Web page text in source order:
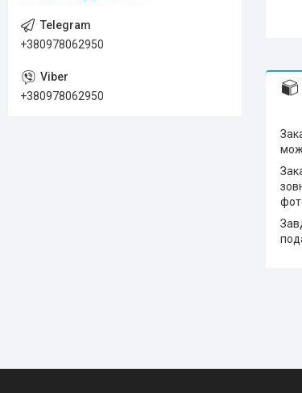
+380978062950
+380978062950